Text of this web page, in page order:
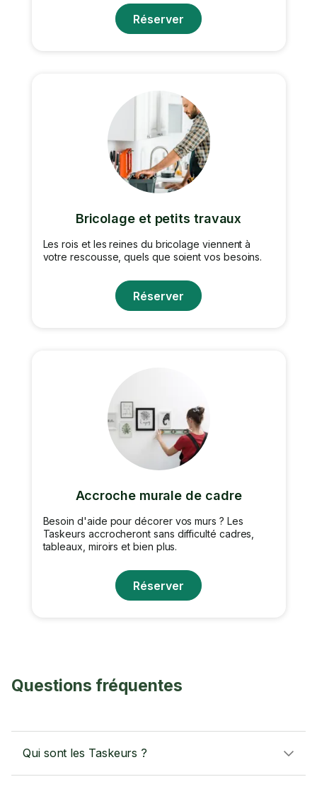
Réserver
Bricolage et petits travaux
Les rois et les reines du bricolage viennent à
votre rescousse, quels que soient vos besoins.
Réserver
Accroche murale de cadre
Besoin d'aide pour décorer vos murs ? Les
Taskeurs accrocheront sans difficulté cadres,
tableaux, miroirs et bien plus.
Réserver
Questions fréquentes
Qui sont les Taskeurs ?